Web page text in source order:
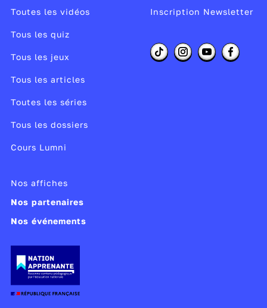
Toutes les vidéos
Tous les quiz
Tous les jeux
Tous les articles
Toutes les séries
Tous les dossiers
Cours Lumni
Inscription Newsletter
Nos affiches
Nos partenaires
Nos événements